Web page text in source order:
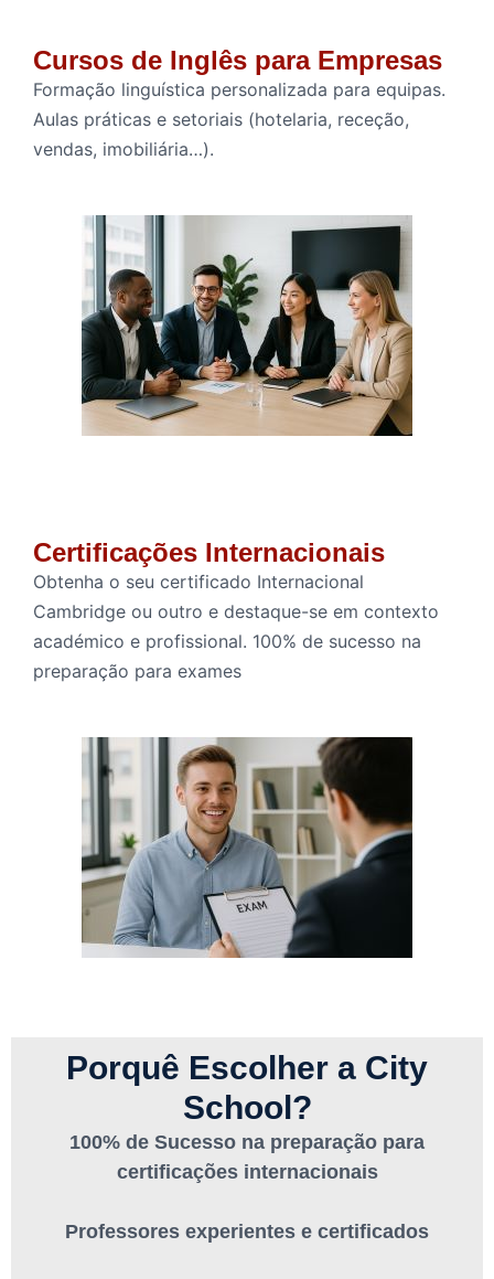
Cursos de Inglês para Empresas
Formação linguística personalizada para equipas.
Aulas práticas e setoriais (hotelaria, receção,
vendas, imobiliária…).
Certificações Internacionais
Obtenha o seu certificado Internacional
Cambridge ou outro e destaque-se em contexto
académico e profissional. 100% de sucesso na
preparação para exames
Porquê Escolher a City
School ?
100% de Sucesso na preparação para
certificações internacionais
Professores experientes e certificados